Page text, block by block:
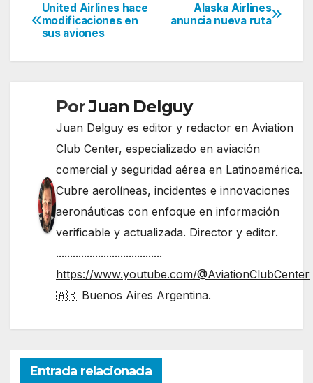
Navegación
de
Alaska Airlines
anuncia nueva ruta
United Airlines hace
modificaciones en
sus aviones
PorJuan Delguy
Juan Delguy es editor y redactor en Aviation
Club Center, especializado en aviación
comercial y seguridad aérea en Latinoamérica.
Cubre aerolíneas, incidentes e innovaciones
aeronáuticas con enfoque en información
verificable y actualizada. Director y editor.
......................................
https://www.youtube.com/@AviationClubCenter
🇦🇷 Buenos Aires Argentina.
Entrada relacionada